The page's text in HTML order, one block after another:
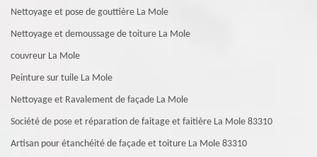
Nettoyage et pose de gouttière La Mole
Nettoyage et demoussage de toiture La Mole
couvreur La Mole
Peinture sur tuile La Mole
Nettoyage et Ravalement de façade La Mole
Société de pose et réparation de faitage et faitière La Mole 83310
Artisan pour étanchéité de façade et toiture La Mole 83310